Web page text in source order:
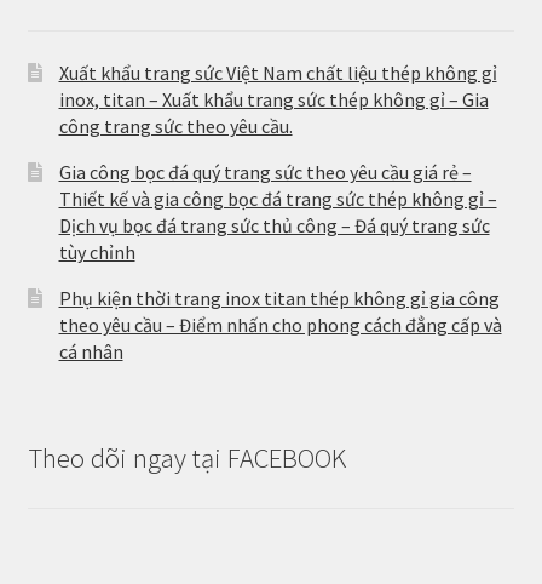
Xuất khẩu trang sức Việt Nam chất liệu thép không gỉ
inox, titan – Xuất khẩu trang sức thép không gỉ – Gia
công trang sức theo yêu cầu.
Gia công bọc đá quý trang sức theo yêu cầu giá rẻ –
Thiết kế và gia công bọc đá trang sức thép không gỉ –
Dịch vụ bọc đá trang sức thủ công – Đá quý trang sức
tùy chỉnh
Phụ kiện thời trang inox titan thép không gỉ gia công
theo yêu cầu – Điểm nhấn cho phong cách đẳng cấp và
cá nhân
Theo dõi ngay tại FACEBOOK